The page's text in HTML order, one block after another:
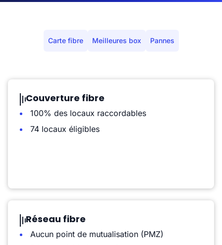
Carte fibre Meilleures box Pannes
Couverture fibre
100% des locaux raccordables
74 locaux éligibles
Réseau fibre
Aucun point de mutualisation (PMZ)